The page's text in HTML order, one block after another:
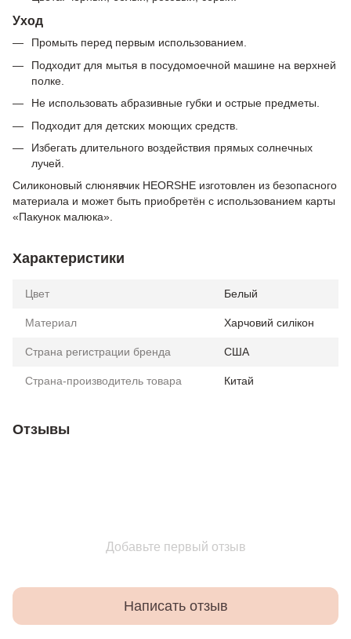
Уход
Промыть перед первым использованием.
Подходит для мытья в посудомоечной машине на верхней
полке.
Не использовать абразивные губки и острые предметы.
Подходит для детских моющих средств.
Избегать длительного воздействия прямых солнечных
лучей.
Силиконовый слюнявчик HEORSHE изготовлен из безопасного
материала и может быть приобретён с использованием карты
«Пакунок малюка».
Характеристики
Цвет Белый
Материал Харчовий силікон
Страна регистрации бренда США
Страна-производитель товара Китай
Отзывы
Добавьте первый отзыв
Написать отзыв